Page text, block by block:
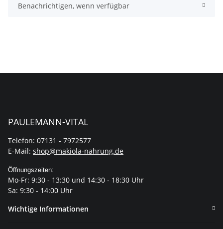
Benachrichtigen, wenn verfügbar
PAULEMANN-VITAL
Telefon: 07131 - 7972577
E-Mail: shop@makiola-nahrung.de
Öffnungszeiten:
Mo-Fr: 9:30 - 13:30 und 14:30 - 18:30 Uhr
Sa: 9:30 - 14:00 Uhr
Wichtige Informationen